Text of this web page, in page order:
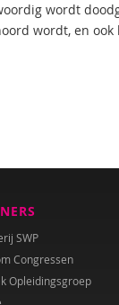
wordt
wordt, en
SWP
Congressen
Opleidingsgroep